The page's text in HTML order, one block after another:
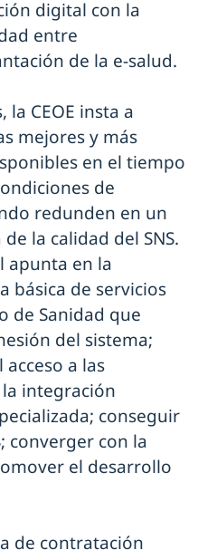
digital con la
entre
de la e-salud.
la CEOE insta a
mejores y más
en el tiempo
de
redunden en un
la calidad del SNS.
apunta en la
básica de servicios
de Sanidad que
del sistema;
a las
integración
conseguir
converger con la
el desarrollo
de contratación